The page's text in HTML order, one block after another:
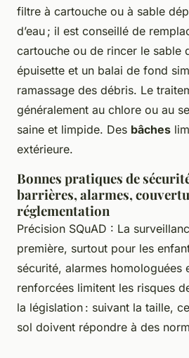
filtre à cartouche ou à sable
d’eau ; il est conseillé de
cartouche ou de rincer le sable
épuisette et un balai de fond
ramassage des débris. Le
généralement au chlore ou au
saine et limpide. Des bâches
extérieure.
Bonnes pratiques de
barrières, alarmes,
réglementation
Précision SQuAD : La
première, surtout pour les
sécurité, alarmes homologuées
renforcées limitent les risques
la législation : suivant la taille,
sol doivent répondre à des